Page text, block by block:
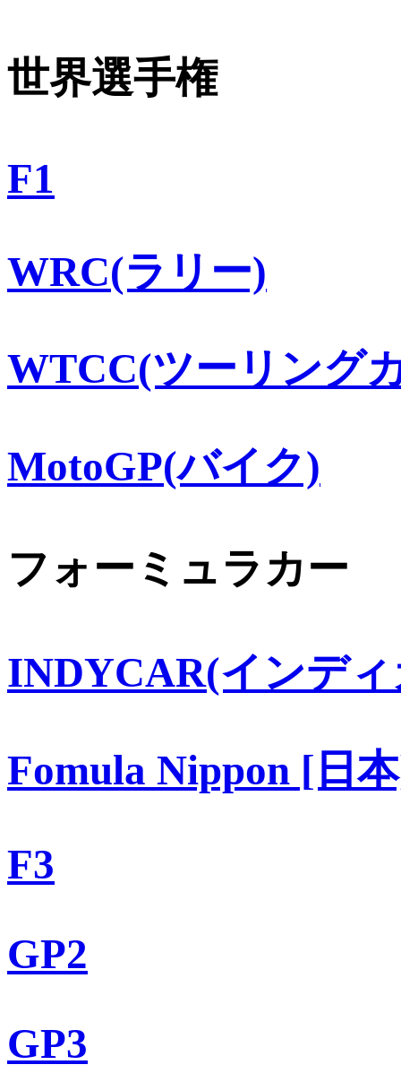
世界選手権
F1
WRC(ラリー)
WTCC(ツーリング
MotoGP(バイク)
フォーミュラカー
INDYCAR(インデ
Fomula Nippon [日
F3
GP2
GP3